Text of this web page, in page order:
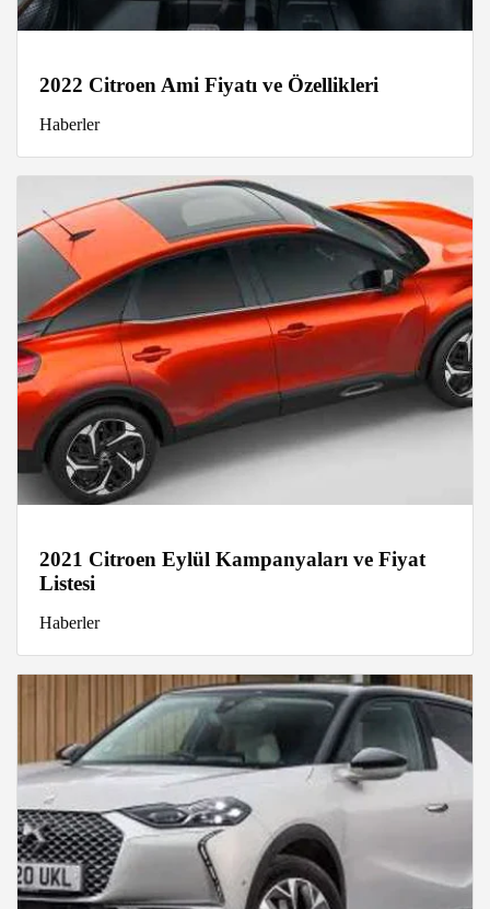
2022 Citroen Ami Fiyatı ve Özellikleri
Haberler
2021 Citroen Eylül Kampanyaları ve Fiyat
Listesi
Haberler